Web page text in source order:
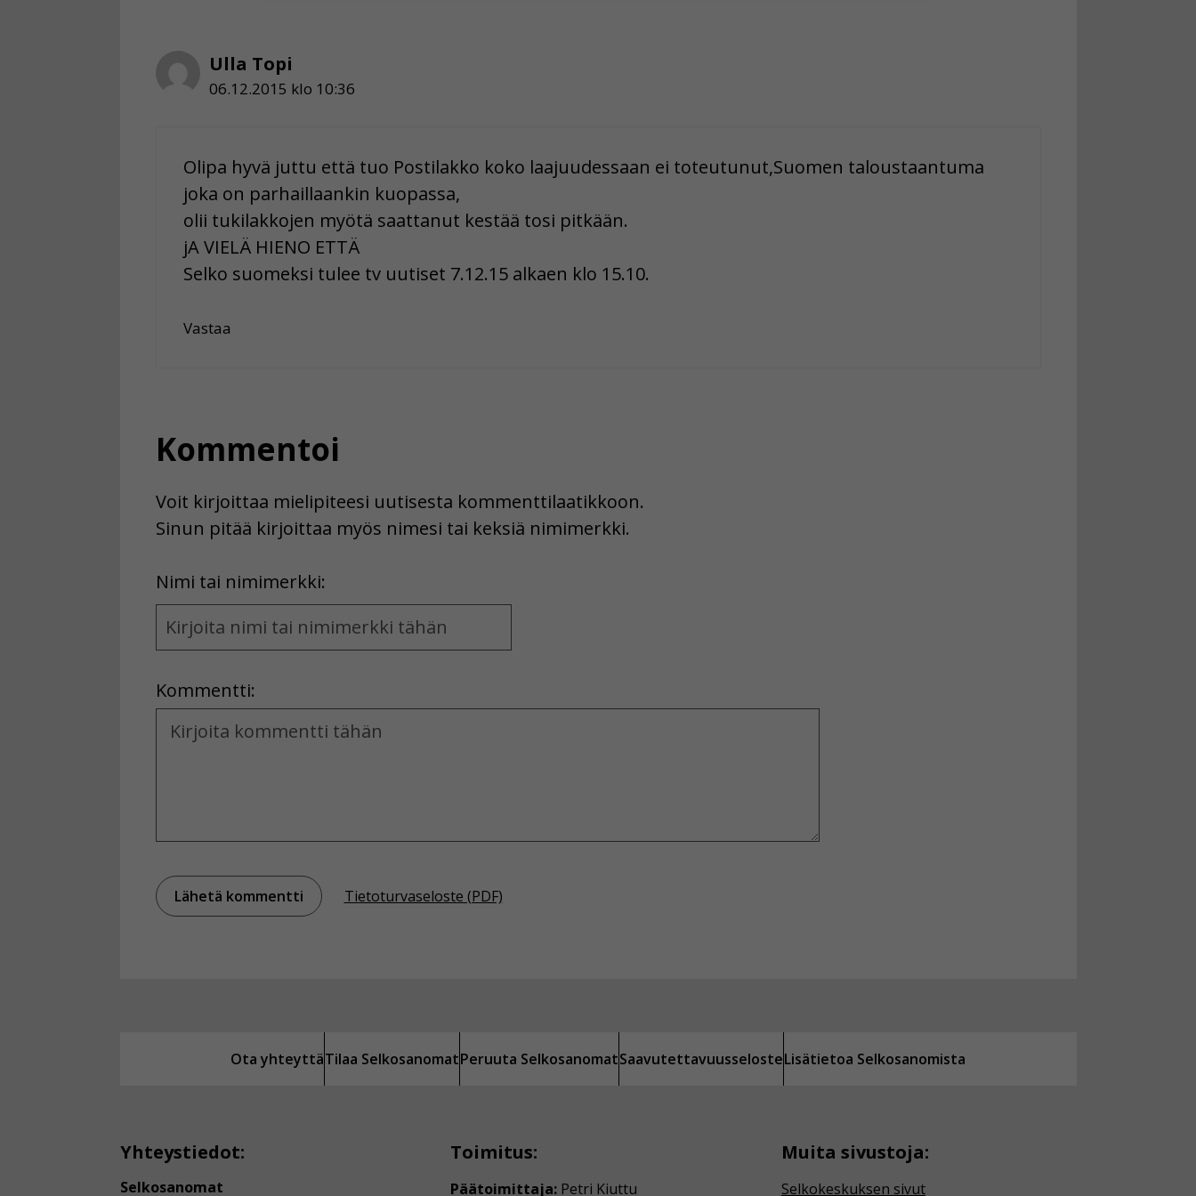
Ulla Topi
06.12.2015 klo 10:36
Olipa hyvä juttu että tuo Postilakko koko laajuudessaan ei toteutunut,Suomen taloustaantuma
joka on parhaillaankin kuopassa,
olii tukilakkojen myötä saattanut kestää tosi pitkään.
jA VIELÄ HIENO ETTÄ
Selko suomeksi tulee tv uutiset 7.12.15 alkaen klo 15.10.
Vastaa
Kommentoi
Voit kirjoittaa mielipiteesi uutisesta kommenttilaatikkoon.
Sinun pitää kirjoittaa myös nimesi tai keksiä nimimerkki.
Nimi tai nimimerkki:
Name
and
Kommentti:
Kommentti
Tietoturvaseloste (PDF)
Ota yhteyttäTilaa SelkosanomatPeruuta SelkosanomatSaavutettavuusselosteLisätietoa Selkosanomista
Yhteystiedot:
Selkosanomat
Toimitus:
Päätoimittaja: Petri Kiuttu
Muita sivustoja:
Selkokeskuksen sivut